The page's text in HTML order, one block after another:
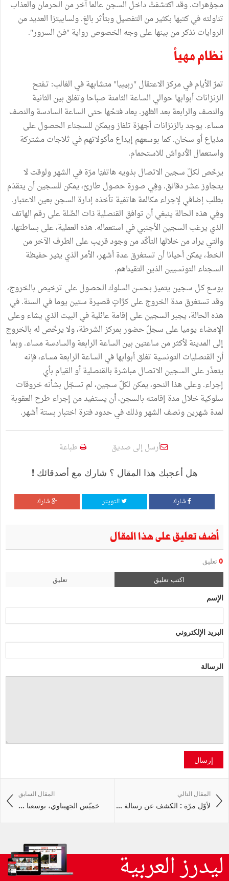
مجوْهرات.وقداكتشفتْداخـل السجنعالماآخرمن الحرمانوالعذاب
تناولتهفيكتبها بكثيرمن التفصيلوبتأثربالغ.ولسابيتزا العديدمن
الروايات نذكرمن بينهاعلىوجه الخصوص رواية "فـنّ السرور".
نظام مهيأ
تمرّالأيامفيمركزالاعتقال "ربيبيا"متشابهةفي الغالب: تـفتح
الزنزاناتأبوابهاحوالي الساعة الثامنة صباحاوتغلق بين الثانية
والنصفوالرابعة بعدالظهر. يعادفتحُهاحتى الساعة السادسةوالنصف
مساء. يوجدبالزنزاناتٲجهزة تلفازويمكن للسجناء الحصولعلى
مذياعٲوسخان.كما بوسعهم إيداعمأكولاتهمفي ثلاجاتمشتركة
واستعمال الدواش للاستحمام.
يرخّص لكـلّ سجين الاتصال بذويه هاتفيّامرّةفي الشهرولوقت لا
يتجاوزعشردقائق.وفِي صورةحصول طارئ،يمكن للسجينأن يتقدّم
بطلب إضافي لإجراءمكالمة هاتفية تأخذه إدارة السجن بعين الاعتبار.
وفِي هذه الحالة ينبغيأن توافق القنصليةذات الصِّلةعلى رقم الهاتف
الذي يرغب السجين الأجنبيفي استعماله. هذه العملية،على بساطتها،
والتي يرادمنخلالها التأكّدمنوجودقريبعلى الطرف الآخرمن
الخط،يمكنأحياناأن تستغرقعدةأشهر،الأمرالذي يثيرحفيظة
السجناء التونسيين الذين التقيناهم.
بوسعكـل سجين يتميزبحسن السلوكالحصولعلى ترخيص بالخروج،
وقدتستغرقمدة الخروجعلىكرَّاتٍقصيرة ستين يومافي السنة.في
هذه الحالة،يجبرالسجينعلى إقامةعائليةفي البيت الذي يشاءوعلى
الإمضاء يومياعلى سجلّحضوربمركزالشرطة،ولايرخّص له بالخروج
إلى المدينة لأكثرمن ساعتين بين الساعة الرابعةوالسادسةمساء.وبما
أنّ القنصليات التونسية تغلقأبوابهافي الساعة الرابعةمساء،فإنه
يتعذّرعلى السجين الاتصالمباشرة بالقنصليةٲوالقيام بأي
إجراء.وعلى هذا النحو،يمكن لكلّ سجين،لم تسجّل بشأنهخروقات
سلوكيةخلالمدة إقامته بالسجن،أن يستفيدمن إجراء طرح العقوبة
لمدة شهرينونصف الشهروذلكفيحدودفترة اختباربستةأشهر.
أرسل إلى صديق طباعة
هل أعجبك هذا المقال ؟ شارك مع أصدقائك !
شارك التويتر شارك
أضف تعليق على هذا المقال
0 تعليق
اكتب تعليق تعليق
الإسم
البريد الإلكتروني
الرسالة
إرسال
المقال السابق
خميّس الجهيناوي، بوسعنا ...
المقال التالي
لأوّل مرّة : الكشف عن رسالة ...
ليدرز العربية